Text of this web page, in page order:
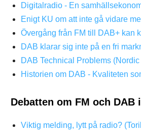
Digitalradio - En
Enigt KU om att inte gå vidare
Övergång från FM till DAB+ kan
DAB klarar sig inte på en fri
DAB Technical Problems
Historien om DAB - Kvaliteten
Debatten om FM och DAB
Viktig melding, lytt på radio?